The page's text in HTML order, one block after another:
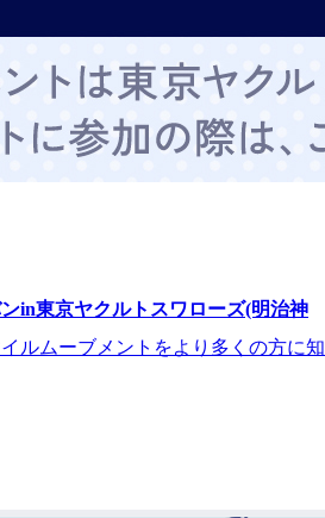
in東京ヤクルトスワローズ(明治神
ルムーブメントをより多くの方に知